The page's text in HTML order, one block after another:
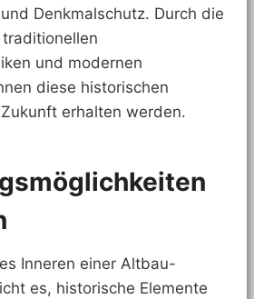
Denkmalschutz. Durch die
und modernen
diese historischen
erhalten werden.
Inneren einer Altbau-
es, historische Elemente